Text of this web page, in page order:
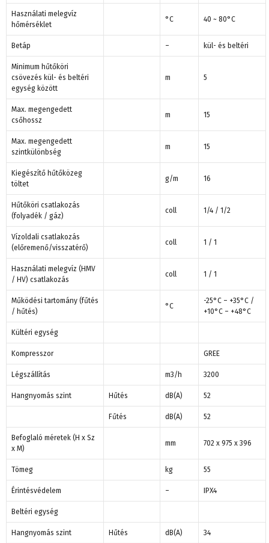
Használati melegvíz
hőmérséklet
°C 40 ~ 80°C
Betáp – kül- és beltéri
Minimum hűtőköri
csövezés kül- és beltéri
egység között
m 5
Max. megengedett
csőhossz
m 15
Max. megengedett
szintkülönbség
m 15
Kiegészítő hűtőközeg
töltet
g/m 16
Hűtőköri csatlakozás
(folyadék / gáz)
coll 1/4 / 1/2
Vízoldali csatlakozás
(előremenő/visszatérő)
coll 1 / 1
Használati melegvíz (HMV
/ HV) csatlakozás
coll 1 / 1
Működési tartomány (fűtés
/ hűtés)
°C
-25°C – +35°C /
+10°C – +48°C
Kültéri egység
Kompresszor GREE
Légszállítás m3/h 3200
Hangnyomás szint Hűtés dB(A) 52
Fűtés dB(A) 52
Befoglaló méretek (H x Sz
x M)
mm 702 x 975 x 396
Tömeg kg 55
Érintésvédelem – IPX4
Beltéri egység
Hangnyomás szint Hűtés dB(A) 34